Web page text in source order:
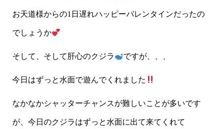
お天道様からの1日遅れハッピーバレンタインだったの
でしょうか
そして、そして肝心のクジラ ですが、、、
今日はずっと水面で遊んでくれました
なかなかシャッターチャンスが難しいことが多いです
が、今日のクジラはずっと水面に出て来てくれて